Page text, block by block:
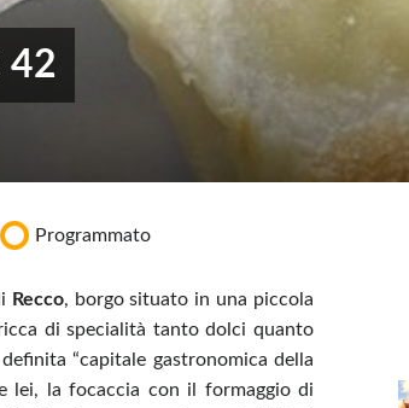
42
Programmato
Recco, borgo situato in una piccola
di specialità tanto dolci quanto
“capitale gastronomica della
lei, la focaccia con il formaggio di